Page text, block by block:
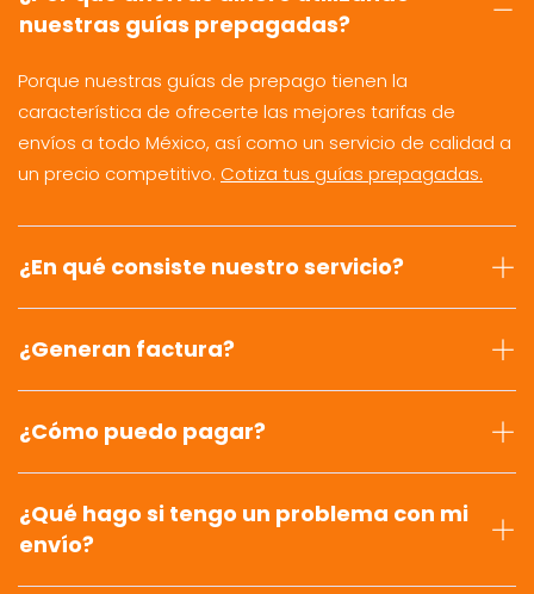
nuestras guías prepagadas?
Porque nuestras guías de prepago tienen la
característica de ofrecerte las mejores tarifas de
envíos a todo México, así como un servicio de calidad a
un precio competitivo. Cotiza tus guías prepagadas.
¿En qué consiste nuestro servicio?
¿Generan factura?
¿Cómo puedo pagar?
¿Qué hago si tengo un problema con mi
envío?